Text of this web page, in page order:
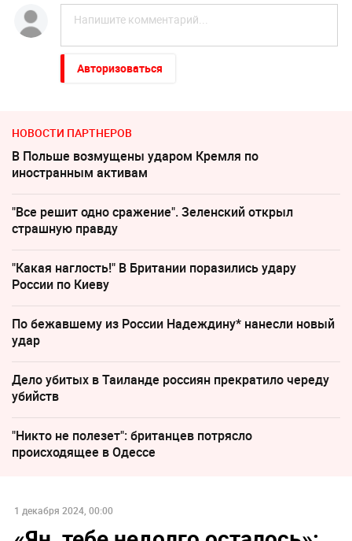
Авторизоваться
НОВОСТИ ПАРТНЕРОВ
В Польше возмущены ударом Кремля по
иностранным активам
"Все решит одно сражение". Зеленский открыл
страшную правду
"Какая наглость!" В Британии поразились удару
России по Киеву
По бежавшему из России Надеждину* нанесли новый
удар
Дело убитых в Таиланде россиян прекратило череду
убийств
"Никто не полезет": британцев потрясло
происходящее в Одессе
1 декабря 2024, 00:00